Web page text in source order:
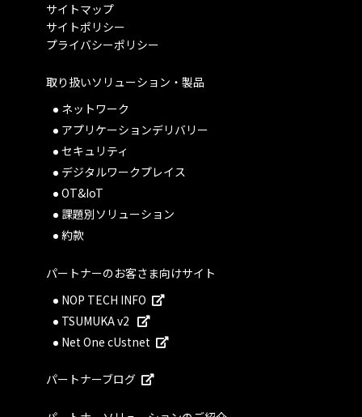
サイトマップ
サイトポリシー
プライバシーポリシー
取り扱いソリューション・製品
ネットワーク
アプリケーションデリバリー
セキュリティ
デジタルワークプレイス
OT&IoT
課題別ソリューション
約款
パートナーのお客さま向けサイト
NOP TECH INFO
TSUMUKA v2
Net One cUstnet
パートナーブログ